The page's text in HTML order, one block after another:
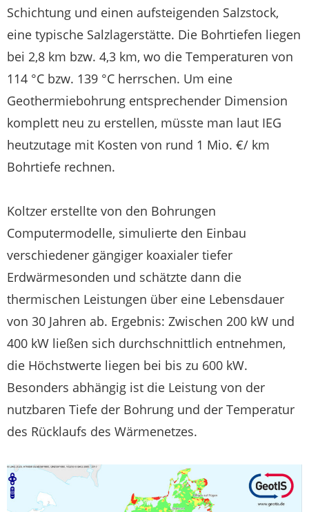
Schichtung und einen aufsteigenden Salzstock,
eine typische Salzlagerstätte. Die Bohrtiefen liegen
bei 2,8 km bzw. 4,3 km, wo die Temperaturen von
114 °C bzw. 139 °C herrschen. Um eine
Geothermiebohrung entsprechender Dimension
komplett neu zu erstellen, müsste man laut IEG
heutzutage mit Kosten von rund 1 Mio. €/ km
Bohrtiefe rechnen.
Koltzer erstellte von den Bohrungen
Computermodelle, simulierte den Einbau
verschiedener gängiger koaxialer tiefer
Erdwärmesonden und schätzte dann die
thermischen Leistungen über eine Lebensdauer
von 30 Jahren ab. Ergebnis: Zwischen 200 kW und
400 kW ließen sich durchschnittlich entnehmen,
die Höchstwerte liegen bei bis zu 600 kW.
Besonders abhängig ist die Leistung von der
nutzbaren Tiefe der Bohrung und der Temperatur
des Rücklaufs des Wärmenetzes.